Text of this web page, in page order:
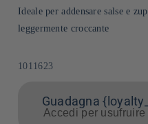
Ideale per addensare salse e
leggermente croccante
SKU:
1011623
Guadagna
Accedi per